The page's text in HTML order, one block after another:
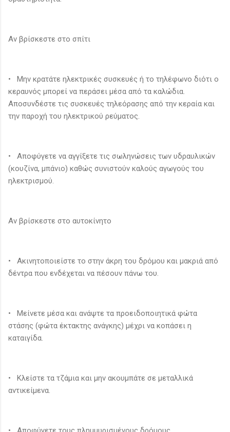
Αν βρίσκεστε στο σπίτι
• Μην κρατάτε ηλεκτρικές συσκευές ή το τηλέφωνο διότι ο
κεραυνός μπορεί να περάσει μέσα από τα καλώδια.
Αποσυνδέστε τις συσκευές τηλεόρασης από την κεραία και
την παροχή του ηλεκτρικού ρεύματος.
• Αποφύγετε να αγγίξετε τις σωληνώσεις των υδραυλικών
(κουζίνα, μπάνιο) καθώς συνιστούν καλούς αγωγούς του
ηλεκτρισμού.
Αν βρίσκεστε στο αυτοκίνητο
• Ακινητοποιείστε το στην άκρη του δρόμου και μακριά από
δέντρα που ενδέχεται να πέσουν πάνω του.
• Μείνετε μέσα και ανάψτε τα προειδοποιητικά φώτα
στάσης (φώτα έκτακτης ανάγκης) μέχρι να κοπάσει η
καταιγίδα.
• Κλείστε τα τζάμια και μην ακουμπάτε σε μεταλλικά
αντικείμενα.